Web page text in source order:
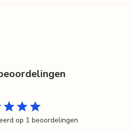
op 1 beoordelingen